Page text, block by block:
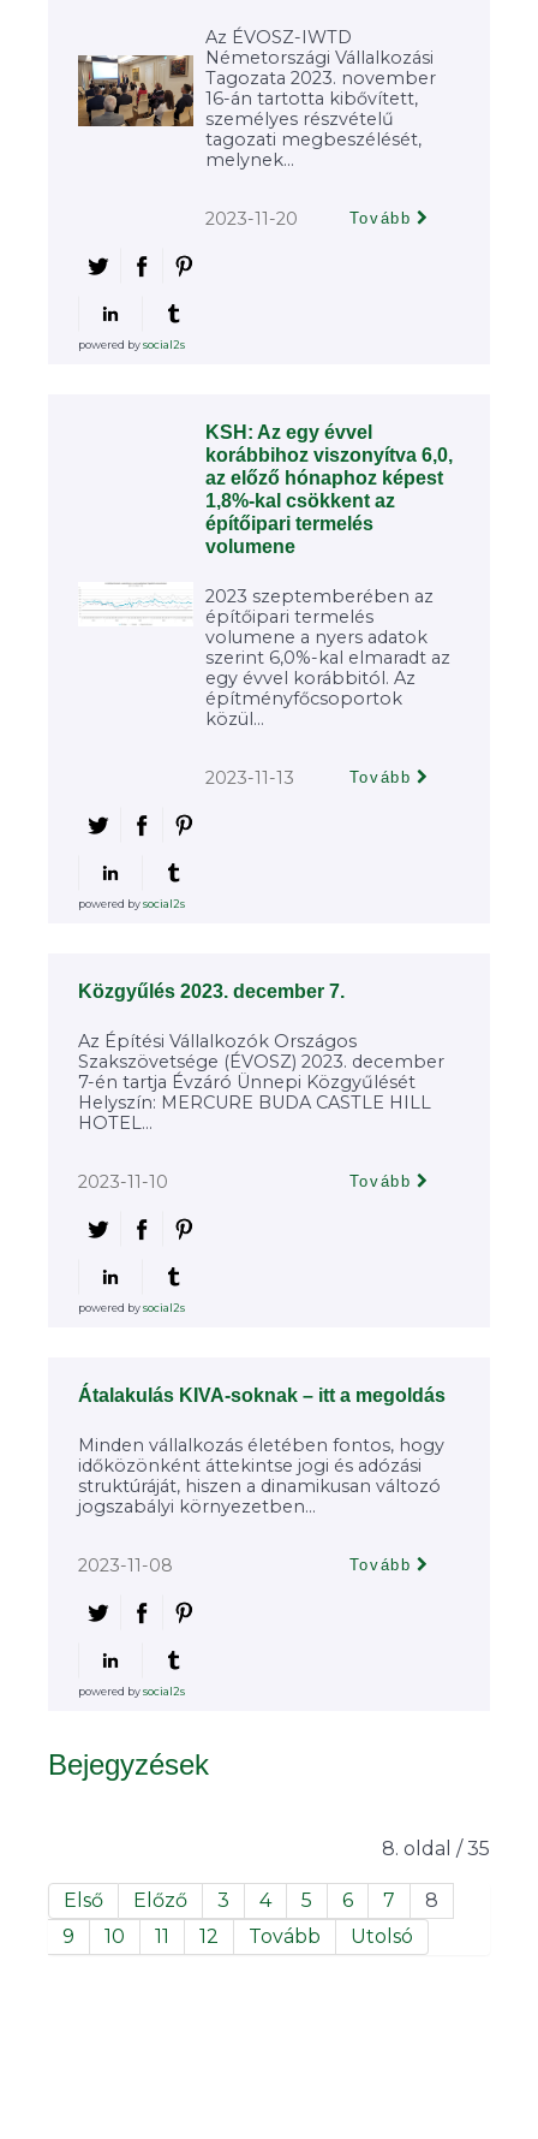
Az ÉVOSZ-IWTD
Németországi Vállalkozási
Tagozata 2023. november
16-án tartotta kibővített,
személyes részvételű
tagozati megbeszélését,
melynek...
2023-11-20 Tovább
powered bysocial2s
KSH: Az egy évvel
korábbihoz viszonyítva 6,0,
az előző hónaphoz képest
1,8%-kal csökkent az
építőipari termelés
volumene
2023 szeptemberében az
építőipari termelés
volumene a nyers adatok
szerint 6,0%-kal elmaradt az
egy évvel korábbitól. Az
építményfőcsoportok
közül...
2023-11-13 Tovább
powered bysocial2s
Közgyűlés 2023. december 7.
Az Építési Vállalkozók Országos
Szakszövetsége (ÉVOSZ) 2023. december
7-én tartja Évzáró Ünnepi Közgyűlését
Helyszín: MERCURE BUDA CASTLE HILL
HOTEL...
2023-11-10 Tovább
powered bysocial2s
Átalakulás KIVA-soknak – itt a megoldás
Minden vállalkozás életében fontos, hogy
időközönként áttekintse jogi és adózási
struktúráját, hiszen a dinamikusan változó
jogszabályi környezetben...
2023-11-08 Tovább
powered bysocial2s
Bejegyzések
8. oldal / 35
Első Előző 3 4 5 6 7
8
9
10 11 12 Tovább Utolsó